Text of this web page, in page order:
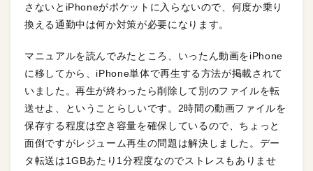
さないとiPhoneがポケットに入らないので、何度か乗り
換える通勤中は何か対策が必要になります。
マニュアルを読んでみたところ、いったん動画をiPhone
に移してから、iPhone単体で再生する方法が掲載されて
いました。再生が終わったら削除して別のファイルを転
送せよ、ということらしいです。2時間の動画ファイルを
保存する程度は空き容量を確保しているので、ちょっと
面倒ですがレジューム再生の問題は解決しました。デー
タ転送は1GBあたり1分程度なのでストレスもありませ